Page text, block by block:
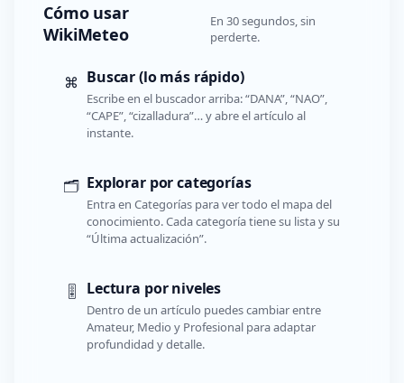
Cómo usar
WikiMeteo
En 30 segundos, sin
perderte.
⌘ Buscar (lo más rápido)
Escribe en el buscador arriba: “DANA”, “NAO”,
“CAPE”, “cizalladura”… y abre el artículo al
instante.
🗂️ Explorar por categorías
Entra en Categorías para ver todo el mapa del
conocimiento. Cada categoría tiene su lista y su
“Última actualización”.
🎚️ Lectura por niveles
Dentro de un artículo puedes cambiar entre
Amateur, Medio y Profesional para adaptar
profundidad y detalle.